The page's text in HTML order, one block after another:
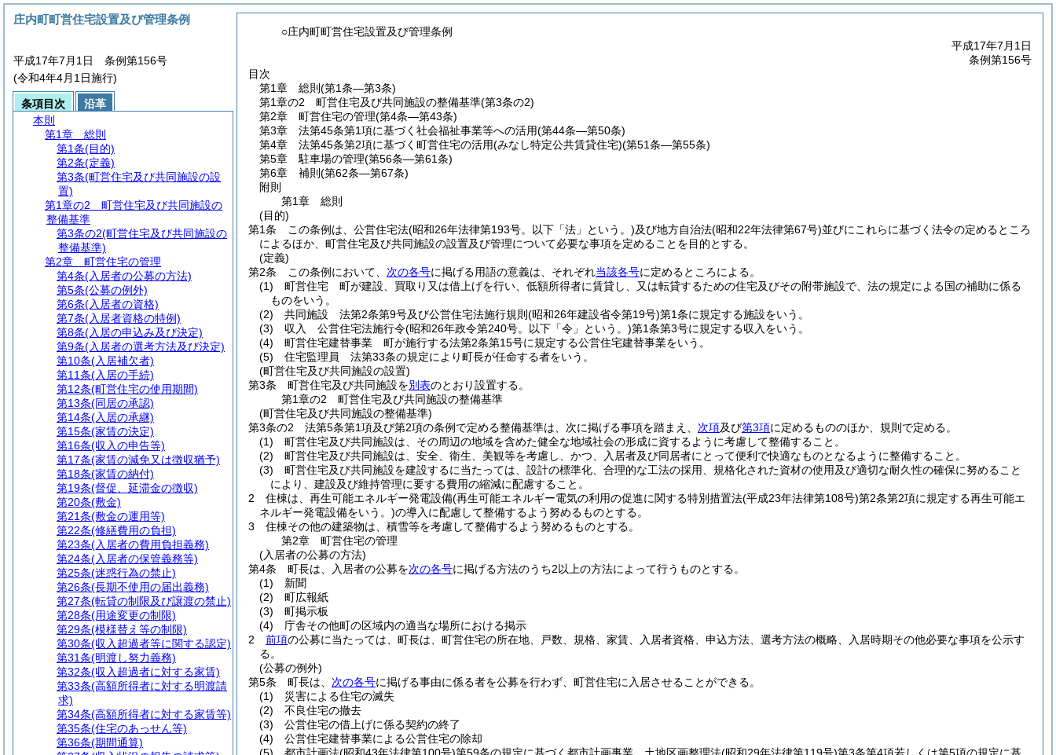
○庄内町町営住宅設置及び管理条例
平成17年7月1日
条例第156号
目次
第1章
総則 (第1条―第3条)
第1章の2
町営住宅及び共同施設の整備基準(第3条の2)
第2章
町営住宅の管理(第4条―第43条)
第3章
法第45条第1項に基づく社会福祉事業等への活用(第44条―第50条)
第4章
法第45条第2項に基づく町営住宅の活用(みなし特定公共賃貸住宅)(第51条―第55条)
第5章
駐車場の管理(第56条―第61条)
第6章
補則 (第62条―第67条)
附則
第1章
総則
(目的)
第1条
この条例は、公営住宅法(昭和26年法律第193号。以下「法」という。)及び地方自治法(昭和22年法律第67号)並びにこれらに基づく法令の定めるところ
によるほか、町営住宅及び共同施設の設置及び管理について必要な事項を定めることを目的とする。
(定義)
第2条
この条例において、 次の各号に掲げる用語の意義は、それぞれ当該各号に定めるところによる。
(1)
町営住宅 町が建設、買取り又は借上げを行い、低額所得者に賃貸し、又は転貸するための住宅及びその附帯施設で、法の規定による国の補助に係る
ものをいう。
(2)
共同施設 法第2条第9号及び公営住宅法施行規則 (昭和26年建設省令第19号)第1条に規定する施設をいう。
(3)
収入 公営住宅法施行令(昭和26年政令第240号。以下「令」という。)第1条第3号に規定する収入をいう。
(4)
町営住宅建替事業 町が施行する法第2条第15号に規定する公営住宅建替事業をいう。
(5)
住宅監理員 法第33条の規定により町長が任命する者をいう。
(町営住宅及び共同施設の設置)
第3条
町営住宅及び共同施設を別表のとおり設置する。
第1章の2
町営住宅及び共同施設の整備基準
(町営住宅及び共同施設の整備基準)
第3条の2
法第5条第1項及び第2項の条例で定める整備基準は、次に掲げる事項を踏まえ、 次項及び第3項に定めるもののほか、規則で定める。
(1)
町営住宅及び共同施設は、その周辺の地域を含めた健全な地域社会の形成に資するように考慮して整備すること。
(2)
町営住宅及び共同施設は、安全、衛生、美観等を考慮し、かつ、入居者及び同居者にとって便利で快適なものとなるように整備すること。
(3)
町営住宅及び共同施設を建設するに当たっては、設計の標準化、合理的な工法の採用、規格化された資材の使用及び適切な耐久性の確保に努めること
により、建設及び維持管理に要する費用の縮減に配慮すること。
2
住棟は、再生可能エネルギー発電設備(再生可能エネルギー電気の利用の促進に関する特別措置法(平成23年法律第108号)第2条第2項に規定する再生可能エ
ネルギー発電設備をいう。)の導入に配慮して整備するよう努めるものとする。
3
住棟その他の建築物は、積雪等を考慮して整備するよう努めるものとする。
第2章
町営住宅の管理
(入居者の公募の方法)
第4条
町長は、入居者の公募を次の各号に掲げる方法のうち2以上の方法によって行うものとする。
(1)
新聞
(2)
町広報紙
(3)
町掲示板
(4)
庁舎その他町の区域内の適当な場所における掲示
2
前項の公募に当たっては、町長は、町営住宅の所在地、戸数、規格、家賃、入居者資格、申込方法、選考方法の概略、入居時期その他必要な事項を公示す
る。
(公募の例外)
第5条
町長は、 次の各号に掲げる事由に係る者を公募を行わず、町営住宅に入居させることができる。
(1)
災害による住宅の滅失
(2)
不良住宅の撤去
(3)
公営住宅の借上げに係る契約の終了
(4)
公営住宅建替事業による公営住宅の除却
庄内町町営住宅設置及び管理条例
平成17年7月1日 条例第156号
(令和4年4月1日施行)
条項目次
沿革
本則
第1章
総則
第1条(目的)
第2条(定義)
第3条(町営住宅及び共同施設の設
置)
第1章の2
町営住宅及び共同施設の
整備基準
第3条の2(町営住宅及び共同施設の
整備基準)
第2章
町営住宅の管理
第4条(入居者の公募の方法)
第5条(公募の例外)
第6条(入居者の資格)
第7条(入居者資格の特例)
第8条(入居の申込み及び決定)
第9条(入居者の選考方法及び決定)
第10条(入居補欠者)
第11条(入居の手続)
第12条(町営住宅の使用期間)
第13条(同居の承認)
第14条(入居の承継)
第15条(家賃の決定)
第16条(収入の申告等)
第17条(家賃の減免又は徴収猶予)
第18条(家賃の納付)
第19条(督促、延滞金の徴収)
第20条(敷金)
第21条(敷金の運用等)
第22条(修繕費用の負担)
第23条(入居者の費用負担義務)
第24条(入居者の保管義務等)
第25条(迷惑行為の禁止)
第26条(長期不使用の届出義務)
第27条(転貸の制限及び譲渡の禁止)
第28条(用途変更の制限)
第29条(模様替え等の制限)
第30条(収入超過者等に関する認定)
第31条(明渡し努力義務)
第32条(収入超過者に対する家賃)
第33条(高額所得者に対する明渡請
求)
第34条(高額所得者に対する家賃等)
第35条(住宅のあっせん等)
第36条(期間通算)